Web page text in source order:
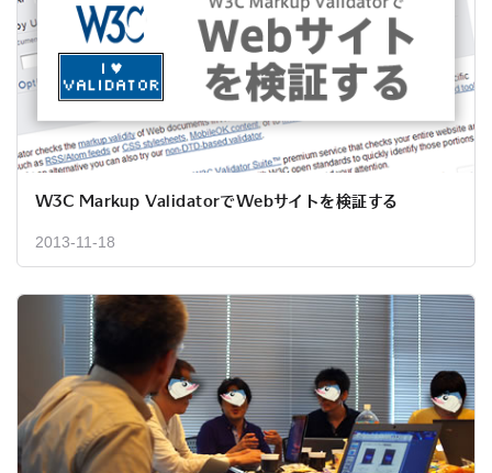
W3C Markup ValidatorでWebサイトを検証する
2013-11-18